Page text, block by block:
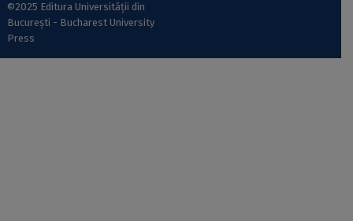
©2025 Editura Universității din
București - Bucharest University
Press